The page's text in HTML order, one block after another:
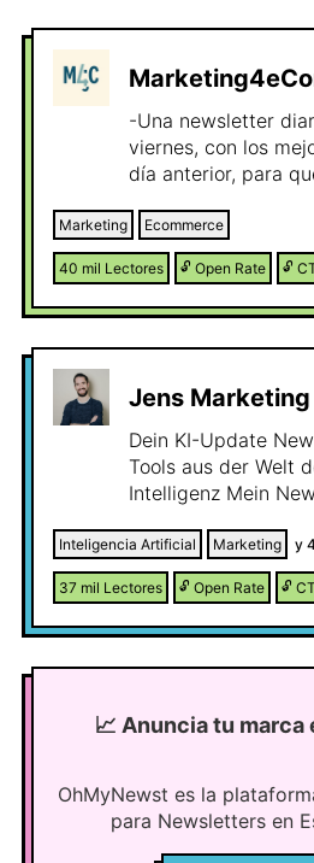
-Una newsletter
viernes, con los
día anterior, para
del mundo del
📆 -Los martes y los jueves hacemos
envío puntuales con
interesante como
Marketing Ecommerce
40 mil Lectores 🔓 Open Rate 🔓
Jens Marketing
Dein KI-Update
Tools aus der Welt
Intelligenz Mein
Tools und Projekte
Kostenlos und ohne
linkedin (45k+
https://
Inteligencia Artificial Marketing y
37 mil Lectores 🔓 Open Rate 🔓
📈 Anuncia tu
OhMyNewst es la
para Newsletters en